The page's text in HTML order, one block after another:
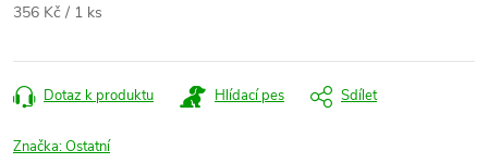
Měrná
356 Kč / 1 ks
Dotaz k produktu Hlídací pes Sdílet
Značka:Ostatní